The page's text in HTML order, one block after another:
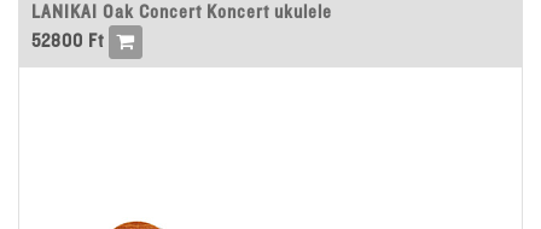
LANIKAI Oak Concert Koncert ukulele
52800 Ft